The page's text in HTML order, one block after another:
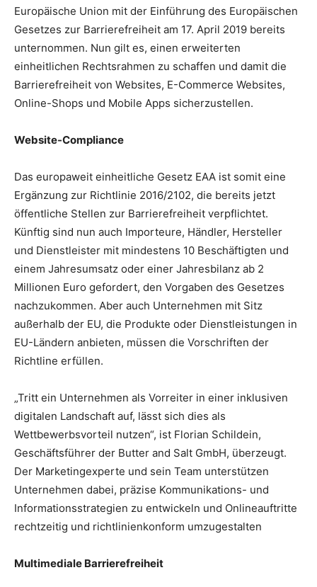
Europäische Union mit der Einführung des Europäischen
Gesetzes zur Barrierefreiheit am 17. April 2019 bereits
unternommen. Nun gilt es, einen erweiterten
einheitlichen Rechtsrahmen zu schaffen und damit die
Barrierefreiheit von Websites, E-Commerce Websites,
Online-Shops und Mobile Apps sicherzustellen.
Website-Compliance
Das europaweit einheitliche Gesetz EAA ist somit eine
Ergänzung zur Richtlinie 2016/2102, die bereits jetzt
öffentliche Stellen zur Barrierefreiheit verpflichtet.
Künftig sind nun auch Importeure, Händler, Hersteller
und Dienstleister mit mindestens 10 Beschäftigten und
einem Jahresumsatz oder einer Jahresbilanz ab 2
Millionen Euro gefordert, den Vorgaben des Gesetzes
nachzukommen. Aber auch Unternehmen mit Sitz
außerhalb der EU, die Produkte oder Dienstleistungen in
EU-Ländern anbieten, müssen die Vorschriften der
Richtline erfüllen.
„Tritt ein Unternehmen als Vorreiter in einer inklusiven
digitalen Landschaft auf, lässt sich dies als
Wettbewerbsvorteil nutzen“, ist Florian Schildein,
Geschäftsführer der Butter and Salt GmbH, überzeugt.
Der Marketingexperte und sein Team unterstützen
Unternehmen dabei, präzise Kommunikations- und
Informationsstrategien zu entwickeln und Onlineauftritte
rechtzeitig und richtlinienkonform umzugestalten
Multimediale Barrierefreiheit